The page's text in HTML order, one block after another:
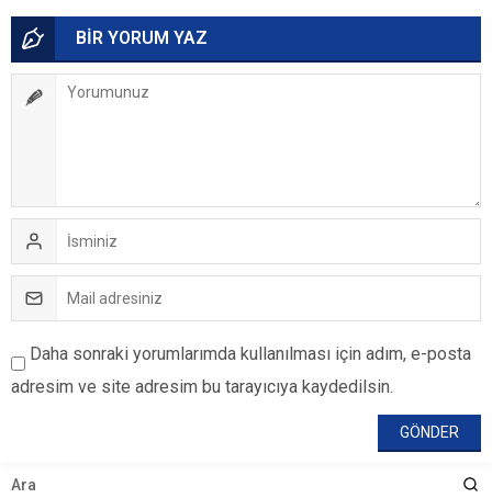
BİR YORUM YAZ
Daha sonraki yorumlarımda kullanılması için adım, e-posta
adresim ve site adresim bu tarayıcıya kaydedilsin.